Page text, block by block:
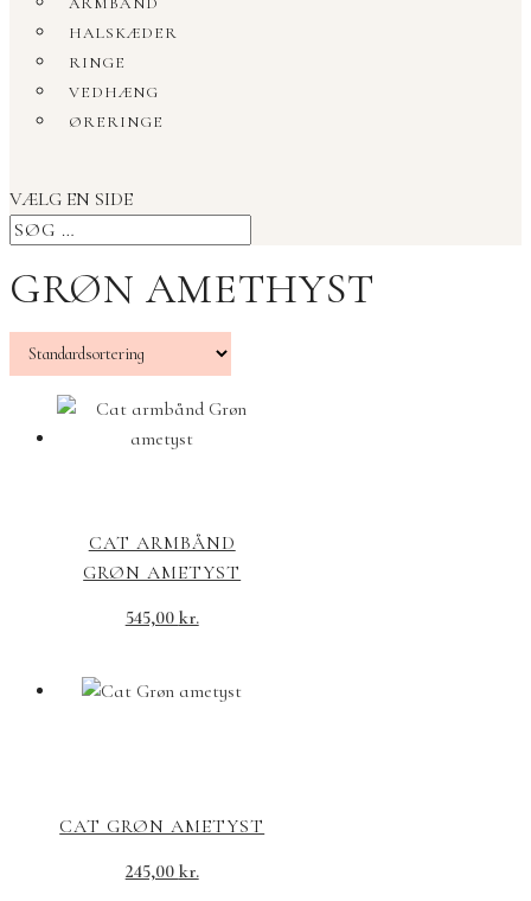
HALSKÆDER
RINGE
VEDHÆNG
ØRERINGE
VÆLG EN SIDE
GRØN AMETHYST
CAT ARMBÅND
GRØN AMETYST
545,00 kr.
CAT GRØN AMETYST
245,00 kr.